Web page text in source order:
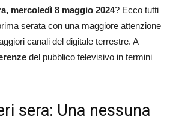
mercoledì 8 maggio 2024? Ecco tutti
serata con una maggiore attenzione
canali del digitale terrestre. A
del pubblico televisivo in termini
sera: Una nessuna